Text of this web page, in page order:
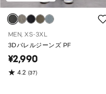
MEN, XS-3XL
3Dバレルジーンズ PF
¥2,990
4.2 (37)